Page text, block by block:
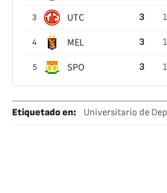
3 UTC 3 1
4 MEL 3 1
5 SPO 3 1
Etiquetado en:
Universitario de